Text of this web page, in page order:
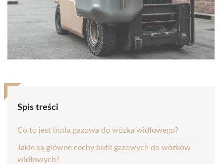
Spis treści
Co to jest butla gazowa do wózka widłowego?
Jakie są główne cechy butli gazowych do wózków
widłowych?